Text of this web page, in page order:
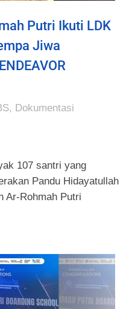
Putri Ikuti LDK
Jiwa
, Dokumentasi
107 santri yang
Pandu Hidayatullah
Ar-Rohmah Putri